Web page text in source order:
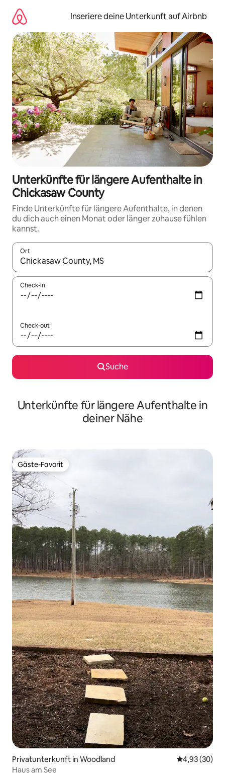
Inhalten
springen
Inseriere deine Unterkunft auf Airbnb
Unterkünfte für längere Aufenthalte in
Chickasaw County
Finde Unterkünfte für längere Aufenthalte, in denen
du dich auch einen Monat oder länger zuhause fühlen
kannst.
Ort
Wenn Ergebnisse verfügbar sind, navigiere mit den
Check-in
Check-out
Suche
Unterkünfte für längere Aufenthalte in
deiner Nähe
Gäste-Favorit
Gäste-Favorit
Privatunterkunft in Woodland
4,93 (30)
Haus am See